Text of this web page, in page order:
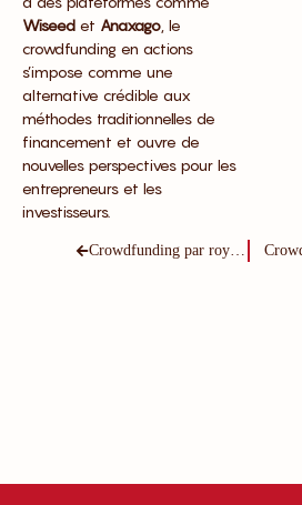
Wiseed et Anaxago , le
crowdfunding en actions
s’impose comme une
alternative crédible aux
méthodes traditionnelles de
financement et ouvre de
nouvelles perspectives pour les
entrepreneurs et les
investisseurs.